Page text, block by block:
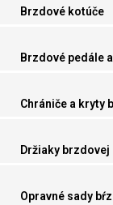
Brzdové kotúče
Brzdové pedále
Chrániče a kryty
Držiaky brzdovej
Opravné sady